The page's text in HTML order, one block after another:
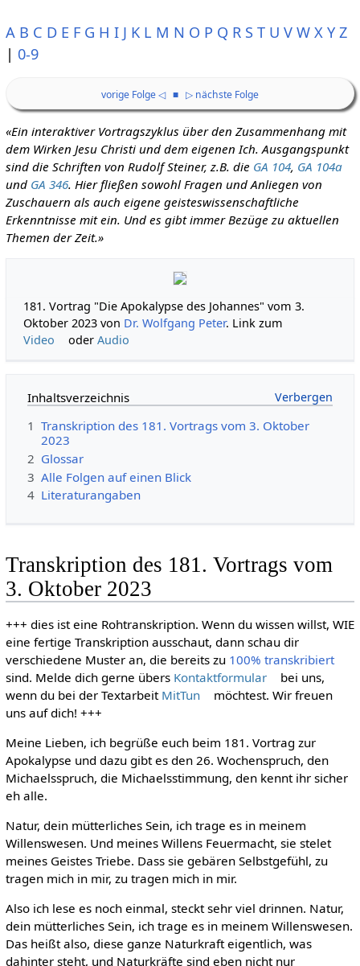
A B C D E F G H I J K L M N O P Q R S T U V W X Y Z
| 0-9
vorige Folge ◁ ■ ▷ nächste Folge
«Ein interaktiver Vortragszyklus über den Zusammenhang mit
dem Wirken Jesu Christi und dem eigenen Ich. Ausgangspunkt
sind die Schriften von Rudolf Steiner, z.B. die GA 104, GA 104a
und GA 346. Hier fließen sowohl Fragen und Anliegen von
Zuschauern als auch eigene geisteswissenschaftliche
Erkenntnisse mit ein. Und es gibt immer Bezüge zu aktuellen
Themen der Zeit.»
181. Vortrag "Die Apokalypse des Johannes" vom 3.
Oktober 2023 von Dr. Wolfgang Peter. Link zum
Video
oderAudio
Inhaltsverzeichnis
1 Transkription des 181. Vortrags vom 3. Oktober
2023
2 Glossar
3 Alle Folgen auf einen Blick
4 Literaturangaben
Transkription des 181. Vortrags vom
3. Oktober 2023
+++ dies ist eine Rohtranskription. Wenn du wissen willst, WIE
eine fertige Transkription ausschaut, dann schau dir
verschiedene Muster an, die bereits zu 100% transkribiert
sind. Melde dich gerne übers Kontaktformular
bei uns,
wenn du bei der Textarbeit MitTun
möchtest. Wir freuen
uns auf dich! +++
Meine Lieben, ich begrüße euch beim 181. Vortrag zur
Apokalypse und dazu gibt es den 26. Wochenspruch, den
Michaelsspruch, die Michaelsstimmung, den kennt ihr sicher
eh alle.
Natur, dein mütterliches Sein, ich trage es in meinem
Willenswesen. Und meines Willens Feuermacht, sie stelet
meines Geistes Triebe. Dass sie gebären Selbstgefühl, zu
tragen mich in mir, zu tragen mich in mir.
Also ich lese es noch einmal, steckt sehr viel drinnen. Natur,
dein mütterliches Sein, ich trage es in meinem Willenswesen.
Das heißt also, diese ganze Naturkraft eigentlich, was
dahinter steht, und Naturkräfte sind eben nicht nur